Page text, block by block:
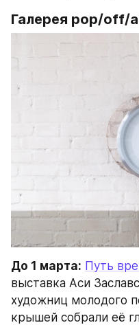
Галерея pop/off/
До 1 марта: Путь
выставка Аси
художниц молодого
крышей собрали её